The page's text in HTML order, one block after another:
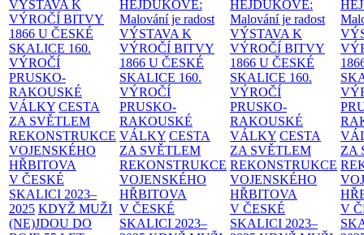
VÝSTAVA K
VÝROČÍ BITVY
1866 U ČESKÉ
SKALICE 160.
VÝROČÍ
PRUSKO-
RAKOUSKÉ
VÁLKY CESTA
ZA SVĚTLEM
REKONSTRUKCE
VOJENSKÉHO
HŘBITOVA
V ČESKÉ
SKALICI 2023–
2025 KDYŽ MUŽI
(NE)JDOU DO
HEJDUKOVÉ:
Malování je radost
VÝSTAVA K
VÝROČÍ BITVY
1866 U ČESKÉ
SKALICE 160.
VÝROČÍ
PRUSKO-
RAKOUSKÉ
VÁLKY CESTA
ZA SVĚTLEM
REKONSTRUKCE
VOJENSKÉHO
HŘBITOVA
V ČESKÉ
SKALICI 2023–
HEJDUKOVÉ:
Malování je radost
VÝSTAVA K
VÝROČÍ BITVY
1866 U ČESKÉ
SKALICE 160.
VÝROČÍ
PRUSKO-
RAKOUSKÉ
VÁLKY CESTA
ZA SVĚTLEM
REKONSTRUKCE
VOJENSKÉHO
HŘBITOVA
V ČESKÉ
SKALICI 2023–
ZA
V